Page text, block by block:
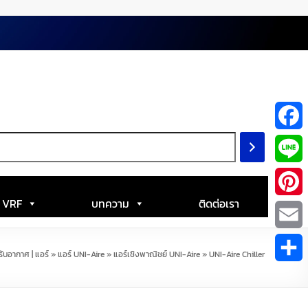
บทความ ติดต่อเรา
บอากาศ | แอร์»แอร์ UNI-Aire»แอร์เชิงพาณิชย์ UNI-Aire»UNI-Aire Chiller
F
a
c
e
b
L
i
n
e
P
i
n
E